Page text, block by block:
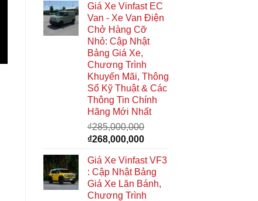
là:
₫749,000,000.
tại
là:
₫649,000,000.
Giá Xe Vinfast EC
Van - Xe Van Điện
Chở Hàng Cỡ
Nhỏ: Cập Nhật
Bảng Giá Xe,
Chương Trình
Khuyến Mãi, Thông
Số Kỹ Thuật & Các
Thông Tin Chính
Hãng Mới Nhất
₫285,000,000
Giá
là:
₫285,000,000.
₫268,000,000Giá
tại
là:
₫268,000,000.
Giá Xe Vinfast VF3
: Cập Nhật Bảng
Giá Xe Lăn Bánh,
Chương Trình